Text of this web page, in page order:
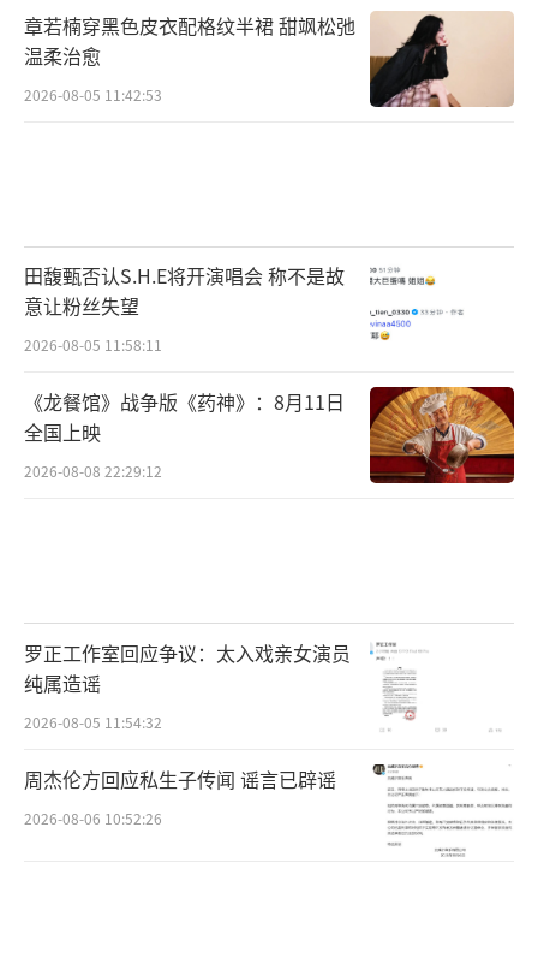
章若楠穿黑色皮衣配格纹半裙 甜飒松弛
温柔治愈
2026-08-05 11:42:53
田馥甄否认S.H.E将开演唱会 称不是故
意让粉丝失望
2026-08-05 11:58:11
《龙餐馆》战争版《药神》：8月11日
全国上映
2026-08-08 22:29:12
罗正工作室回应争议：太入戏亲女演员
纯属造谣
2026-08-05 11:54:32
周杰伦方回应私生子传闻 谣言已辟谣
2026-08-06 10:52:26